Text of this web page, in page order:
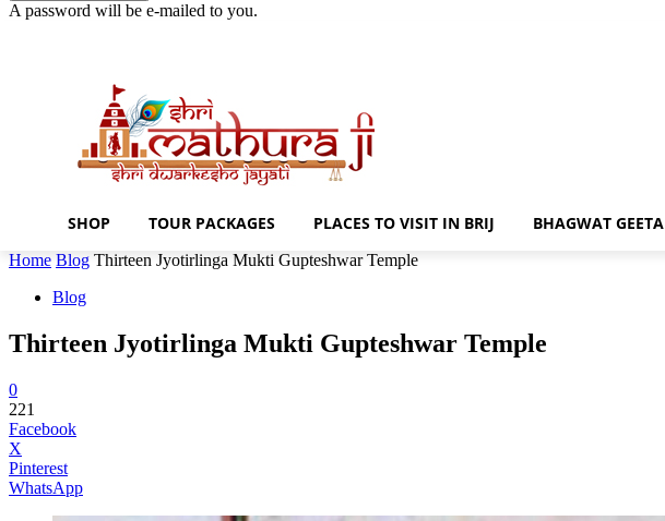
A password will be e-mailed to you.
SHOP TOUR PACKAGES PLACES TO VISIT IN BRIJ BHAGWAT GEETA
Home Blog Thirteen Jyotirlinga Mukti Gupteshwar Temple
Blog
Thirteen Jyotirlinga Mukti Gupteshwar Temple
0
221
Facebook
X
Pinterest
WhatsApp